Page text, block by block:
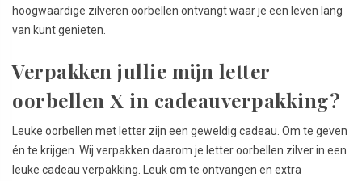
hoogwaardige zilveren oorbellen ontvangt waar je een leven lang
van kunt genieten.
Verpakken jullie mijn letter
oorbellen X in cadeauverpakking?
Leuke oorbellen met letter zijn een geweldig cadeau. Om te geven
én te krijgen. Wij verpakken daarom je letter oorbellen zilver in een
leuke cadeau verpakking. Leuk om te ontvangen en extra